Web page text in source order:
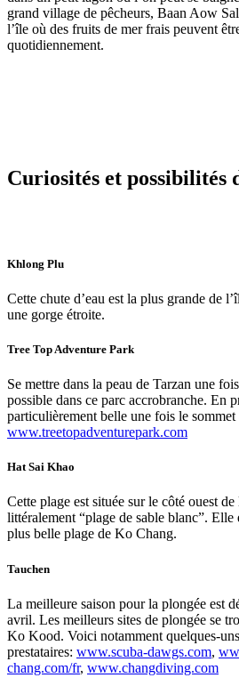
grand village de pêcheurs, Baan Aow
l’île où des fruits de mer frais peuvent
quotidiennement.
Curiosités et possibilités
Khlong Plu
Cette chute d’eau est la plus grande de
une gorge étroite.
Tree Top Adventure Park
Se mettre dans la peau de Tarzan une
possible dans ce parc accrobranche. En
particulièrement belle une fois le sommet
www.treetopadventurepark.com
Hat Sai Khao
Cette plage est située sur le côté ouest
littéralement “plage de sable blanc”. Elle
plus belle plage de Ko Chang.
Tauchen
La meilleure saison pour la plongée est
avril. Les meilleurs sites de plongée se
Ko Kood. Voici notamment quelques-
prestataires: www.scuba-dawgs.com,
chang.com/fr, www.changdiving.com